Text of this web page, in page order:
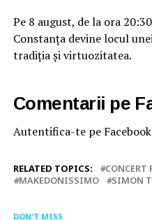
Pe 8 august, de la ora
Constanța devine locul
tradiția și virtuozitatea.
Comentarii pe
Autentifica-te pe
RELATED TOPICS:
CONCERT
MAKEDONISSIMO
SIMON
DON'T MISS